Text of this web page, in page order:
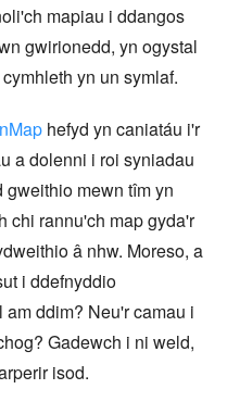
mapiau i ddangos
gwirionedd, yn ogystal
yn un symlaf.
hefyd yn caniatáu i'r
a dolenni i roi syniadau
gweithio mewn tîm yn
chi rannu'ch map gyda'r
â nhw. Moreso, a
i ddefnyddio
ddim? Neu'r camau i
Gadewch i ni weld,
isod.